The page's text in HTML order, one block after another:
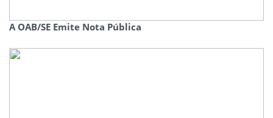
A OAB/SE Emite Nota Pública